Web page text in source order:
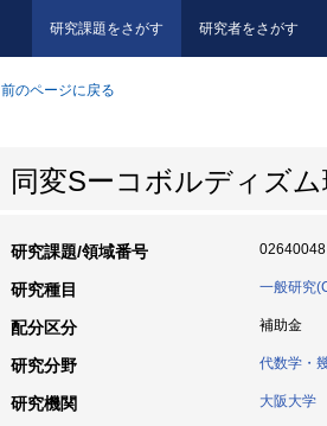
研究課題をさがす 研究者をさがす
前のページに戻る
同変Sーコボルディズ
研究課題/領域番号 02640048
研究種目 一般研究
配分区分 補助金
研究分野 代数学・
研究機関 大阪大学